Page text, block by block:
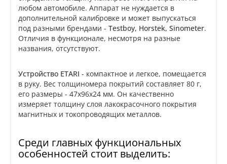
любом автомобиле. Аппарат не нуждается в
дополнительной калибровке и может выпускаться
под разными брендами - Testboy, Horstek, Sinometer.
Отличия в функционале, несмотря на разные
названия, отсутствуют.
Устройство ETARI - компактное и легкое, помещается
в руку. Вес толщиномера покрытий составляет 80 г,
его размеры - 47х96х24 мм. Он качественно
измеряет толщину слоя лакокрасочного покрытия
магнитных и токопроводящих металлов.
Среди главных функциональных
особенностей стоит выделить: